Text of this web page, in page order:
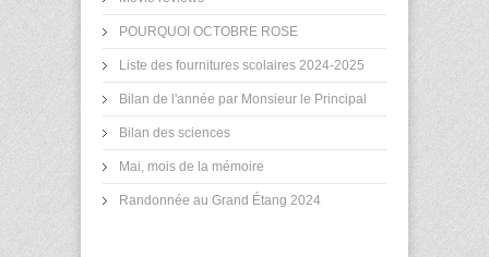
POURQUOI OCTOBRE ROSE
Liste des fournitures scolaires 2024-2025
Bilan de l'année par Monsieur le Principal
Bilan des sciences
Mai, mois de la mémoire
Randonnée au Grand Étang 2024